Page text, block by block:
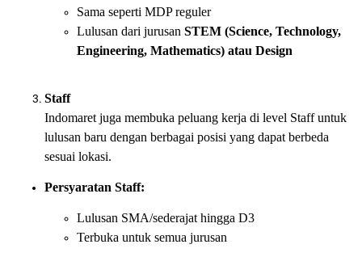
Sama seperti MDP reguler
Lulusan dari jurusan STEM (Science, Technology,
Engineering, Mathematics) atau Design
Staff
Indomaret juga membuka peluang kerja di level Staff untuk
lulusan baru dengan berbagai posisi yang dapat berbeda
sesuai lokasi.
Persyaratan Staff:
Lulusan SMA/sederajat hingga D3
Terbuka untuk semua jurusan